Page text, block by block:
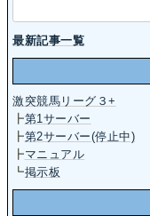
最新記事一覧
激突競馬リーグ３+
┣第1サーバー
┣第2サーバー(停止中)
┣マニュアル
┗掲示板